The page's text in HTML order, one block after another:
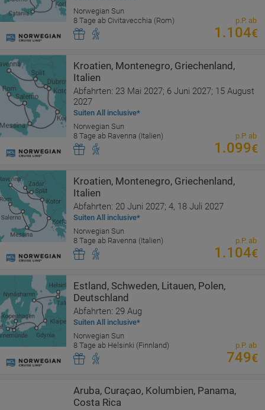
Norwegian Sun
8 Tage ab Civitavecchia (Rom)
p.P. ab
1.104€
Kroatien, Montenegro, Griechenland,
Italien
Abfahrten: 23 Mai 2027; 6 Juni 2027; 15 August
2027
Suiten All inclusive*
Norwegian Sun
8 Tage ab Ravenna (Italien)
p.P. ab
1.099€
Kroatien, Montenegro, Griechenland,
Italien
Abfahrten: 20 Juni 2027; 4, 18 Juli 2027
Suiten All inclusive*
Norwegian Sun
8 Tage ab Ravenna (Italien)
p.P. ab
1.104€
Estland, Schweden, Litauen, Polen,
Deutschland
Abfahrten: 29 Aug
Suiten All inclusive*
Norwegian Sun
8 Tage ab Helsinki (Finnland)
p.P. ab
749€
Aruba, Curaçao, Kolumbien, Panama,
Costa Rica